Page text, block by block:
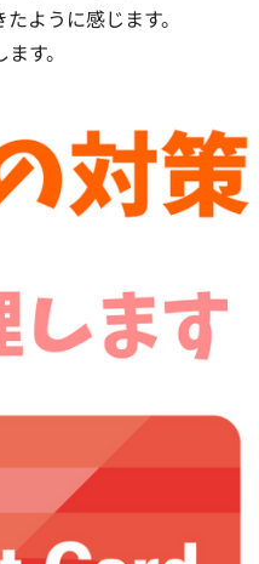
ように感じます。
す。